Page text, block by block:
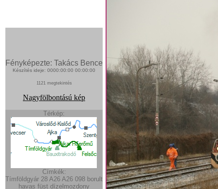
Fényképezte: Takács Bence
Készítés ideje: 0000:00:00 00:00:00
1121 megtekintés
Nagyfölbontású kép
Térkép:
Címkék:
Tímföldgyár 28 A26 A26 098 borult
havas füst dízelmozdony